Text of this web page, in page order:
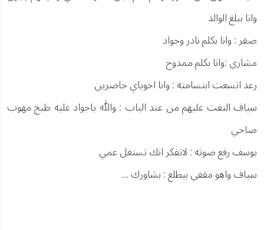
وانا ببلغ الوالد
صقر : وانا بكلم نادر وجواد
مشاري :وانا بكلم ممدوح
رعد اتسعت ابتسامته : وانا اخوياي حاضرين
سياف التفت عليهم من عند الباب : والله ياجواد عليه طبخ مهوب
صاحي
يوسف رفع صوته : لاتفكر انك تستغل عمي
سياف واهو مقفي بيطلع : بشاورك ...